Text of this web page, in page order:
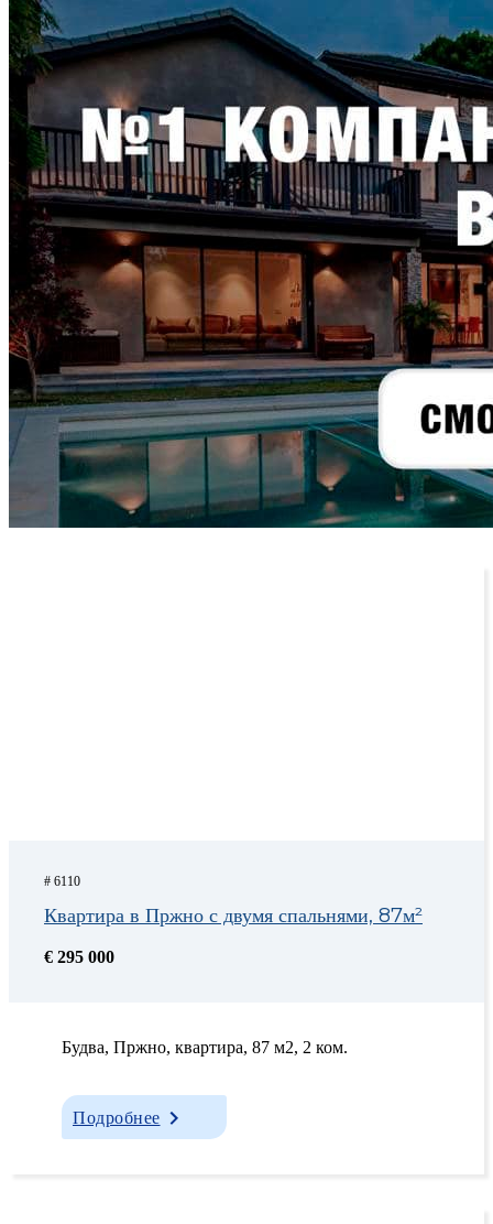
# 6110
Квартира в Пржно с двумя спальнями, 87м²
€ 295 000
Будва, Пржно, квартира, 87 м2, 2 ком.
Подробнее